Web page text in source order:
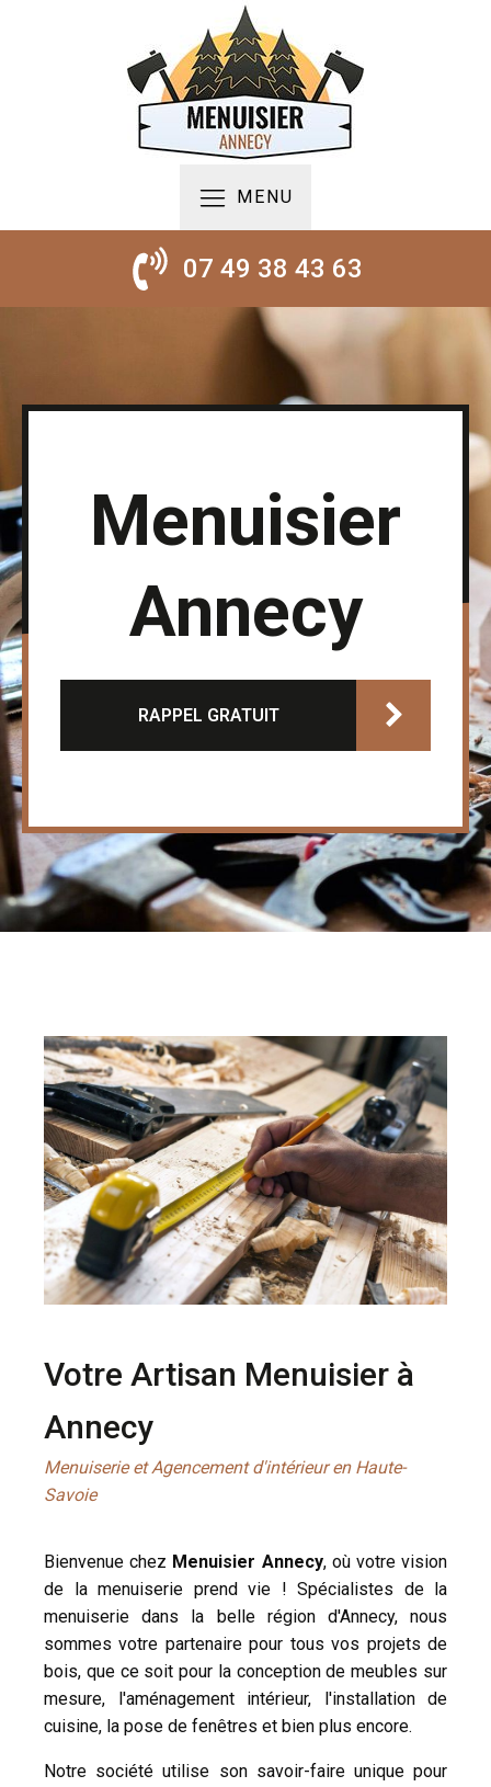
MENU
07 49 38 43 63
Menuisier
Annecy
RAPPEL GRATUIT
Votre Artisan Menuisier à
Annecy
Menuiserie et Agencement d'intérieur en Haute-
Savoie
Bienvenue chez Menuisier Annecy, où votre vision
de la menuiserie prend vie ! Spécialistes de la
menuiserie dans la belle région d'Annecy, nous
sommes votre partenaire pour tous vos projets de
bois, que ce soit pour la conception de meubles sur
mesure, l'aménagement intérieur, l'installation de
cuisine, la pose de fenêtres et bien plus encore.
Notre société utilise son savoir-faire unique pour